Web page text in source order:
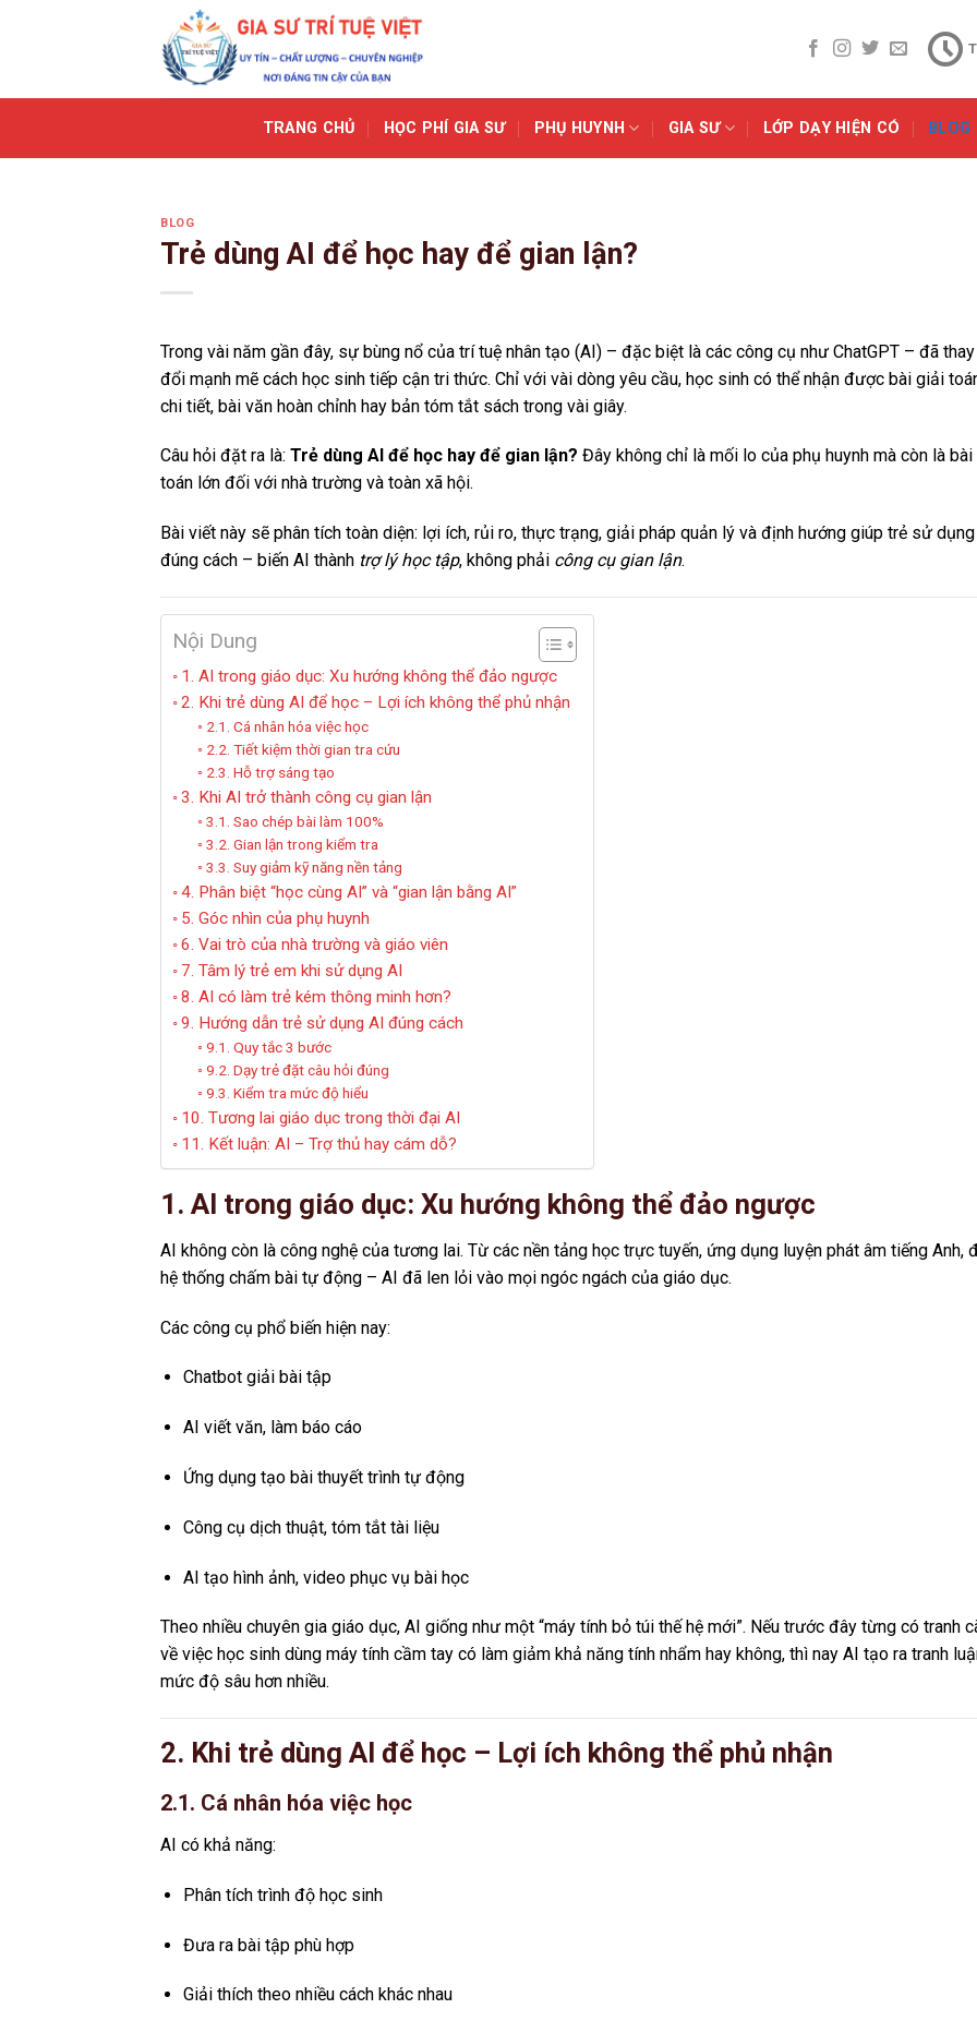
TRANG CHỦ HỌC PHÍ GIA SƯ PHỤ HUYNH GIA SƯ LỚP DẠY HIỆN CÓ BLOG
BLOG
Trẻ dùng AI để học hay để gian lận?
Trong vài năm gần đây, sự bùng nổ của trí tuệ nhân tạo (AI) – đặc biệt là các công cụ như ChatGPT – đã thay
đổi mạnh mẽ cách học sinh tiếp cận tri thức. Chỉ với vài dòng yêu cầu, học sinh có thể nhận được bài giải
chi tiết, bài văn hoàn chỉnh hay bản tóm tắt sách trong vài giây.
Câu hỏi đặt ra là: Trẻ dùng AI để học hay để gian lận? Đây không chỉ là mối lo của phụ huynh mà còn là bài
toán lớn đối với nhà trường và toàn xã hội.
Bài viết này sẽ phân tích toàn diện: lợi ích, rủi ro, thực trạng, giải pháp quản lý và định hướng giúp trẻ sử
đúng cách – biến AI thành trợ lý học tập, không phải công cụ gian lận.
Nội Dung
1. AI trong giáo dục: Xu hướng không thể đảo ngược
2. Khi trẻ dùng AI để học – Lợi ích không thể phủ nhận
2.1. Cá nhân hóa việc học
2.2. Tiết kiệm thời gian tra cứu
2.3. Hỗ trợ sáng tạo
3. Khi AI trở thành công cụ gian lận
3.1. Sao chép bài làm 100%
3.2. Gian lận trong kiểm tra
3.3. Suy giảm kỹ năng nền tảng
4. Phân biệt “học cùng AI” và “gian lận bằng AI”
5. Góc nhìn của phụ huynh
6. Vai trò của nhà trường và giáo viên
7. Tâm lý trẻ em khi sử dụng AI
8. AI có làm trẻ kém thông minh hơn?
9. Hướng dẫn trẻ sử dụng AI đúng cách
9.1. Quy tắc 3 bước
9.2. Dạy trẻ đặt câu hỏi đúng
9.3. Kiểm tra mức độ hiểu
10. Tương lai giáo dục trong thời đại AI
11. Kết luận: AI – Trợ thủ hay cám dỗ?
1. AI trong giáo dục: Xu hướng không thể đảo ngược
AI không còn là công nghệ của tương lai. Từ các nền tảng học trực tuyến, ứng dụng luyện phát âm tiếng Anh,
hệ thống chấm bài tự động – AI đã len lỏi vào mọi ngóc ngách của giáo dục.
Các công cụ phổ biến hiện nay:
Chatbot giải bài tập
AI viết văn, làm báo cáo
Ứng dụng tạo bài thuyết trình tự động
Công cụ dịch thuật, tóm tắt tài liệu
AI tạo hình ảnh, video phục vụ bài học
Theo nhiều chuyên gia giáo dục, AI giống như một “máy tính bỏ túi thế hệ mới”. Nếu trước đây từng có tranh
về việc học sinh dùng máy tính cầm tay có làm giảm khả năng tính nhẩm hay không, thì nay AI tạo ra tranh
mức độ sâu hơn nhiều.
2. Khi trẻ dùng AI để học – Lợi ích không thể phủ nhận
2.1. Cá nhân hóa việc học
AI có khả năng:
Phân tích trình độ học sinh
Đưa ra bài tập phù hợp
Giải thích theo nhiều cách khác nhau